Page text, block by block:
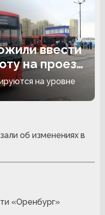
ввести
на проезд
на уровне
об изменениях в
«Оренбург»